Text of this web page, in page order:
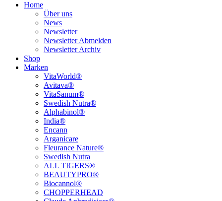
Home
Über uns
News
Newsletter
Newsletter Abmelden
Newsletter Archiv
Shop
Marken
VitaWorld®
Avitava®
VitaSanum®
Swedish Nutra®
Alphabinol®
India®
Encann
Arganicare
Fleurance Nature®
Swedish Nutra
ALL TIGERS®
BEAUTYPRO®
Biocannol®
CHOPPERHEAD